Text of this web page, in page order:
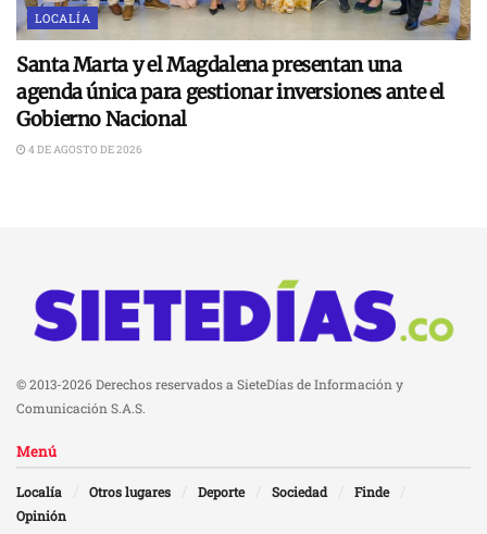
LOCALÍA
Santa Marta y el Magdalena presentan una
agenda única para gestionar inversiones ante el
Gobierno Nacional
4 DE AGOSTO DE 2026
© 2013-2026 Derechos reservados a SieteDías de Información y
Comunicación S.A.S.
Menú
Localía Otros lugares Deporte Sociedad
Finde
Opinión